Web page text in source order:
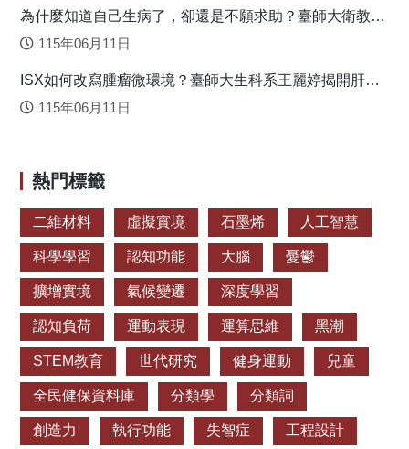
Medicine）》提出有關該議題未來探究方向的研究模式（圖
一）。 圖一：張育愷研究團隊提出單次健身運動與大腦認知
其中，未來學界可從「如何/為何」急性健身運動可促進
認知功能，即兩者間機制之角度如：分子細胞學、神經電生
次針對多種事件相關電位成分（一種特殊形式的大腦電位測
量指標），以及血清大腦神經滋養因子進行可能機制之探
討。結果發現，單次健身運動對不同認知作業情境不但有整
體性之促進效果，相對於閱讀控制的情境，還誘發較大的P3
與較小之N450振幅。該結果意味著中等強度單次健身運動可
增進多種認知功能，而該效益可能與大腦注意力或神經資源
分配的增加，以及P3、N450等內源性神經電位成分所反映出
來的衝突偵測過程有關（圖二）。 圖二：研究團隊發現，相
較於閱讀控制情境，單次健身運動情境誘發較大的大腦活
化，意味著中等強度急性健身運動之效益可能與大腦注意力
或神經資源分配的增加，以及衝突偵測過程有關。修改自
《心生理學期刊（Psychophysiology）》 另一個未來研
究的面向，是邁向更有效率的單次健身運動處方，例如：何
為什麼知道自己生病了，卻還是不願求助？臺師大衛教系
連盈如揭心理健康求助關鍵
115年06月11日
ISX如何改寫腫瘤微環境？臺師大生科系王麗婷揭開肝癌
免疫逃脫機制
115年06月11日
熱門標籤
二維材料 虛擬實境 石墨烯 人工智慧
科學學習 認知功能 大腦 憂鬱
擴增實境 氣候變遷 深度學習
認知負荷 運動表現 運算思維 黑潮
STEM教育 世代研究 健身運動 兒童
全民健保資料庫 分類學 分類詞
創造力 執行功能 失智症 工程設計